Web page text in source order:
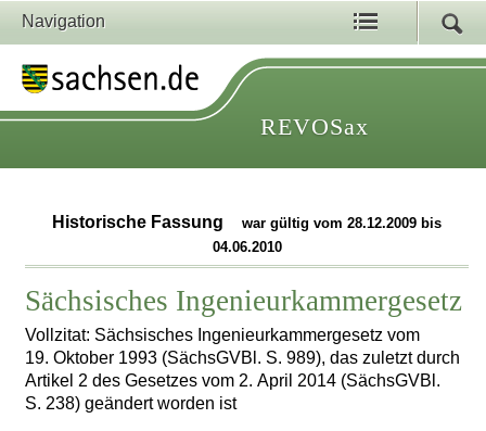
Navigation
REVOSax
Historische Fassung
war gültig vom 28.12.2009 bis
04.06.2010
Sächsisches Ingenieurkammergesetz
Vollzitat: Sächsisches Ingenieurkammergesetz vom
19. Oktober 1993 (SächsGVBl. S. 989), das zuletzt durch
Artikel 2 des Gesetzes vom 2. April 2014 (SächsGVBl.
S. 238) geändert worden ist